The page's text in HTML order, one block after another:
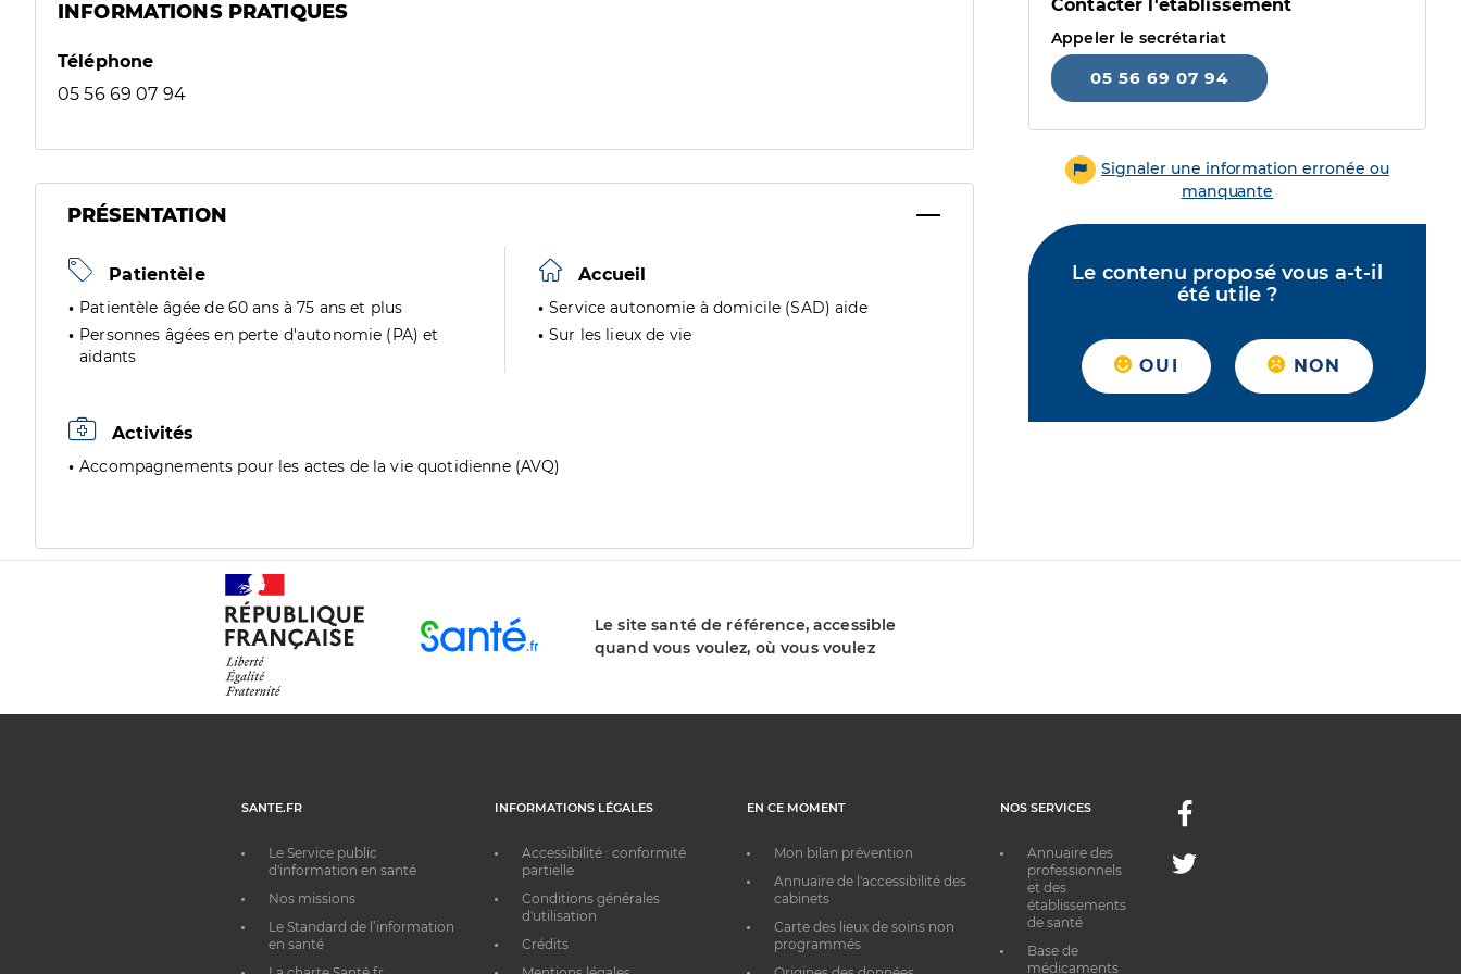
INFORMATIONS PRATIQUES
Téléphone
05 56 69 07 94
PRÉSENTATION
Patientèle
Patientèle âgée de 60 ans à 75 ans et plus
Personnes âgées en perte d'autonomie (PA) et
aidants
Accueil
Service autonomie à domicile (SAD) aide
Sur les lieux de vie
Activités
Accompagnements pour les actes de la vie quotidienne (AVQ)
Contacter l'établissement
Appeler le secrétariat
05 56 69 07 94
Signaler une information erronée ou
manquante
Le contenu proposé vous a-t-il
été utile ?
OUI NON
Le site santé de référence, accessible
quand vous voulez, où vous voulez
SANTE.FR
Le Service public
d'information en santé
Nos missions
Le Standard de l’information
en santé
INFORMATIONS LÉGALES
Accessibilité : conformité
partielle
Conditions générales
d'utilisation
Crédits
EN CE MOMENT
Mon bilan prévention
Annuaire de l'accessibilité des
cabinets
Carte des lieux de soins non
programmés
NOS SERVICES
Annuaire des
professionnels
et des
établissements
de santé
Base de
médicaments
Facebook
Twitter